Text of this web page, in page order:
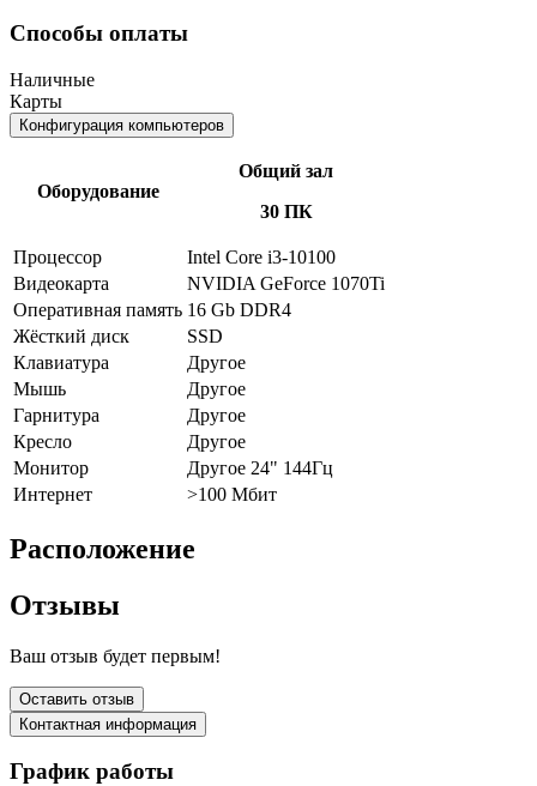
Способы оплаты
Наличные
Карты
Конфигурация компьютеров
Оборудование
Общий зал
30 ПК
Процессор
Intel Core i3-10100
Видеокарта
NVIDIA GeForce 1070Ti
Оперативная память 16 Gb DDR4
Жёсткий диск
SSD
Клавиатура
Другое
Мышь
Другое
Гарнитура
Другое
Кресло
Другое
Монитор
Другое 24" 144Гц
Интернет
>100 Мбит
Расположение
Отзывы
Ваш отзыв будет первым!
Оставить отзыв
Контактная информация
График работы